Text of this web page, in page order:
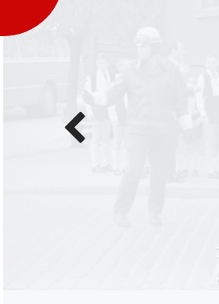
Poprzednie
zdjęcie